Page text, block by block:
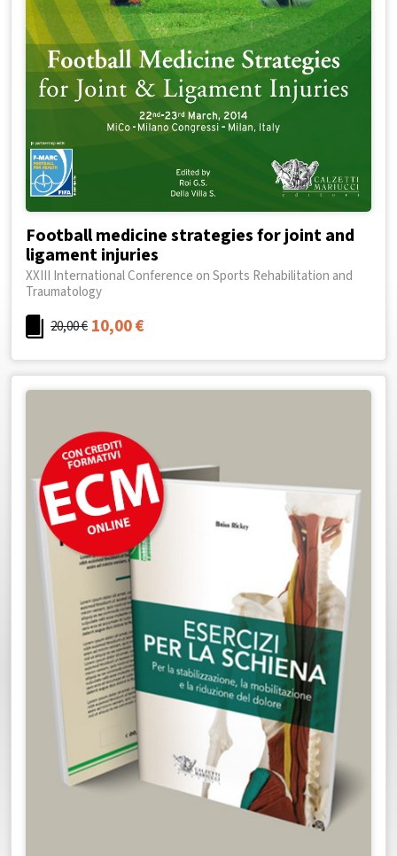
Football medicine strategies for joint and
ligament injuries
XXIII International Conference on Sports Rehabilitation and
Traumatology
20,00€ 10,00€